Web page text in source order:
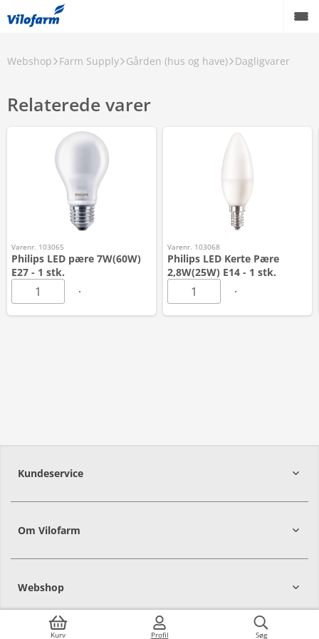
Kurv Profil Søg
Webshop Farm Supply Gården (hus og have) Dagligvarer
Relaterede varer
Varenr. 103065
Philips LED pære 7W(60W)
E27 - 1 stk.
Varenr. 103068
Philips LED Kerte Pære
2,8W(25W) E14 - 1 stk.
Kundeservice
Om Vilofarm
Webshop